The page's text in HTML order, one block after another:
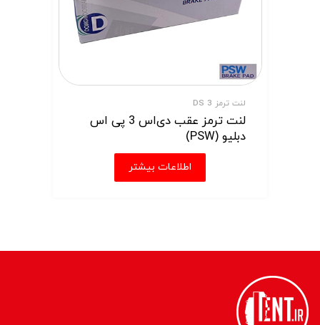
لنت ترمز DS 3
لنت ترمز عقب دی‌اس 3 پی اس
دبلیو (PSW)
اطلاعات بیشتر